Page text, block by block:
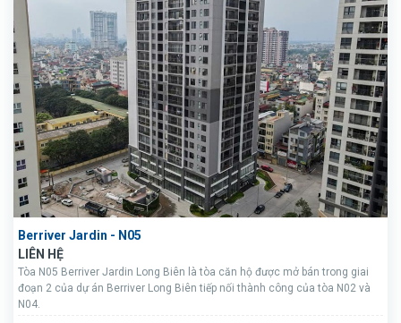
Berriver Jardin - N05
LIÊN HỆ
Tòa N05 Berriver Jardin Long Biên là tòa căn hộ được mở bán trong giai
đoạn 2 của dự án Berriver Long Biên tiếp nối thành công của tòa N02 và
N04.